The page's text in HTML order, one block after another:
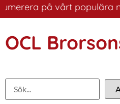
på vårt populära
OCL